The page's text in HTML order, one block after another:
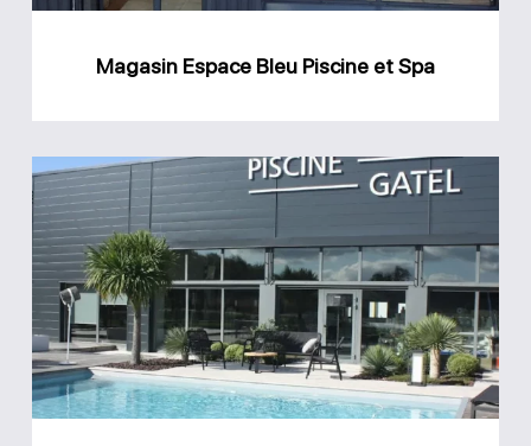
Magasin Espace Bleu Piscine et Spa
Magasin
Piscine
Gatel
Carquefou